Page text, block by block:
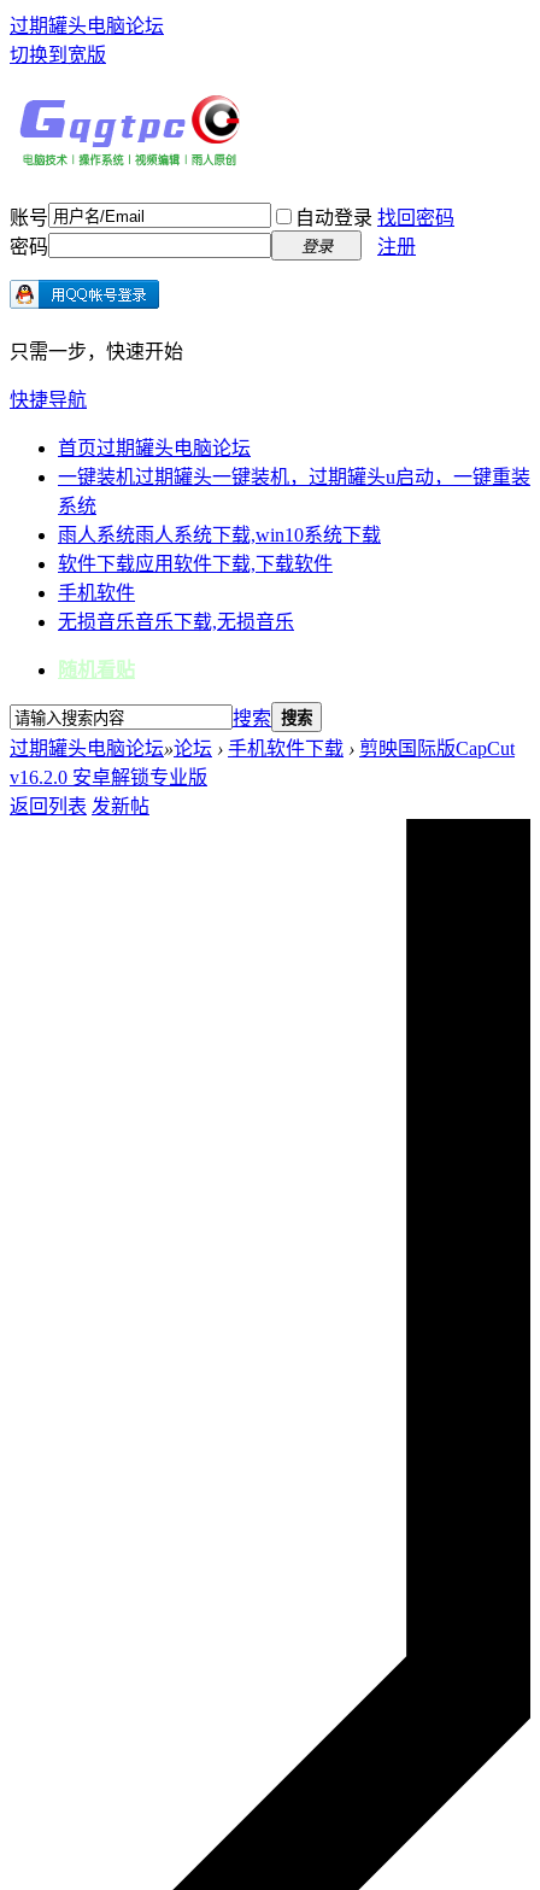
过期罐头电脑论坛
切换到宽版
账号 自动登录 找回密码
密码
登录 注册
只需一步，快速开始
快捷导航
首页过期罐头电脑论坛
一键装机过期罐头一键装机，过期罐头u启动，一键重装
系统
雨人系统雨人系统下载,win10系统下载
软件下载应用软件下载,下载软件
手机软件
无损音乐音乐下载,无损音乐
随机看贴
搜索 搜索
过期罐头电脑论坛»论坛 › 手机软件下载 › 剪映国际版CapCut
v16.2.0 安卓解锁专业版
返回列表 发新帖